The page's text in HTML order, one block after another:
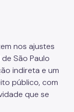
nos ajustes
São Paulo
indireta e um
público, com
que se